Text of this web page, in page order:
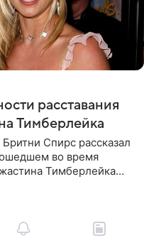
расставания
Тимберлейка
Спирс рассказал
во время
Тимберлейка